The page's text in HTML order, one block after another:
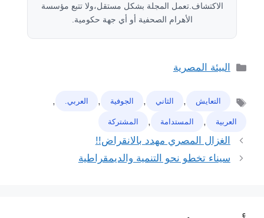
الاكتشاف.تعمل المجلة بشكل مستقل،ولا تتبع مؤسسة
الأهرام الصحفية أو أي جهة حكومية.
التصنيفات
البيئة المصرية
الوسوم
التعايش , ﺍﻟﺜﺎﻧﻲ , ﺍﻟﺠﻮﻓﻴﺔ , العربي. ,
ﺍﻟﻌﺮﺑﻴﺔ , المستدامة , المشتركة
الغزال المصري مهدد بالانقراض!!
سيناء تخطو نحو التنمية والديمقراطية